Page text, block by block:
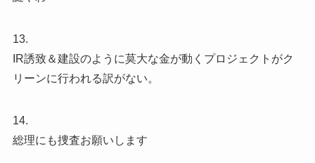
13.
IR誘致＆建設のように莫大な金が動くプロジェクトがク
リーンに行われる訳がない。
14.
総理にも捜査お願いします